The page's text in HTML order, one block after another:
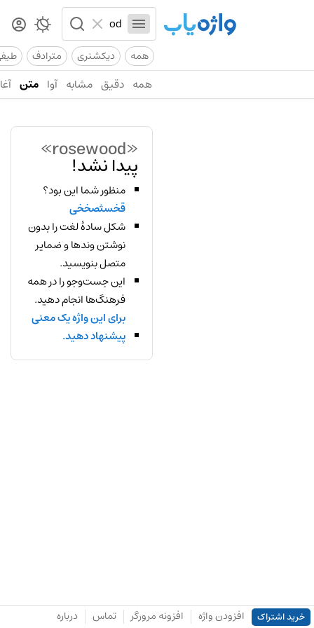
همه دیکشنری مترادف
همه دقیق مشابه آوا متن
«rosewood»
پیدا نشد!
منظور شما این بود؟
قخسثصخخی
شکل سادهٔ لغت را بدون
نوشتن وندها و ضمایر
متصل بنویسید.
این جست‌وجو را در همه
فرهنگ‌ها انجام دهید.
برای این واژه یک معنی
پیشنهاد دهید.
خرید اشتراک افزودن واژه افزونه مرورگر تماس درباره